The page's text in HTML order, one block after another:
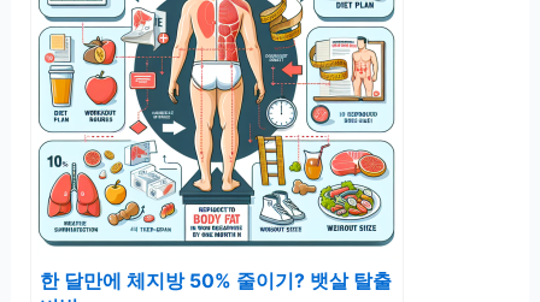
한 달만에 체지방 50% 줄이기? 뱃살 탈출